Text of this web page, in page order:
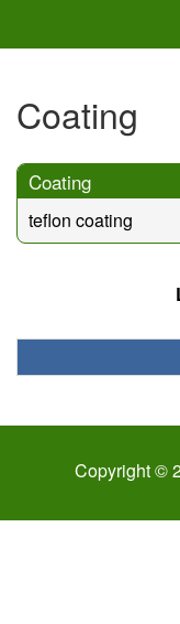
Coating
Coating
teflon coating
Copyright ©